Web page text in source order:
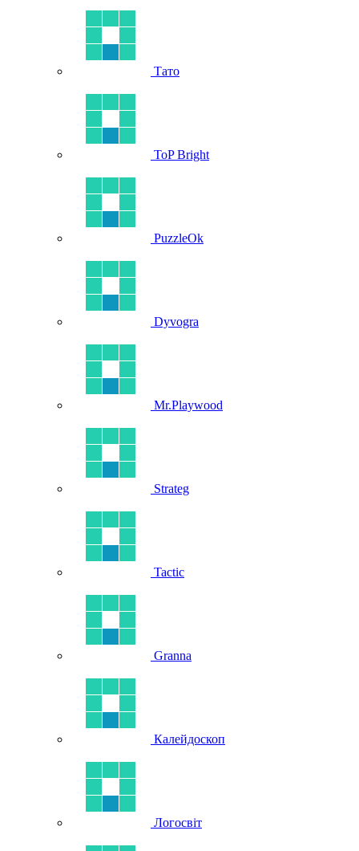
Тато
ToP Bright
PuzzleOk
Dyvogra
Mr.Playwood
Strateg
Tactic
Granna
Калейдоскоп
Логосвіт